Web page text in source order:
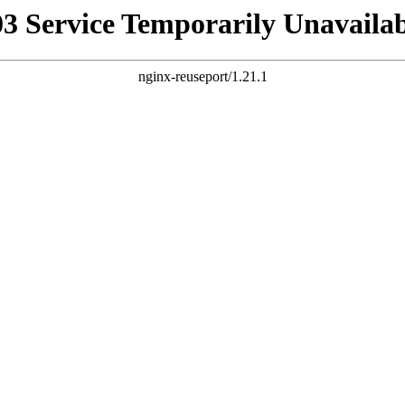
Service Temporarily
nginx-reuseport/1.21.1